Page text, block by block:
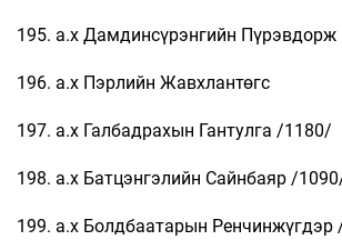
195. а.х Дамдинсүрэнгийн Пүрэвдорж
196. а.х Пэрлийн Жавхлантөгс
197. а.х Галбадрахын Гантулга /1180/
198. а.х Батцэнгэлийн Сайнбаяр /
199. а.х Болдбаатарын Ренчинжүгдэр